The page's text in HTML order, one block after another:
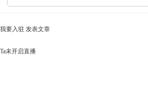
我要入驻 发表文章
Ta未开启直播